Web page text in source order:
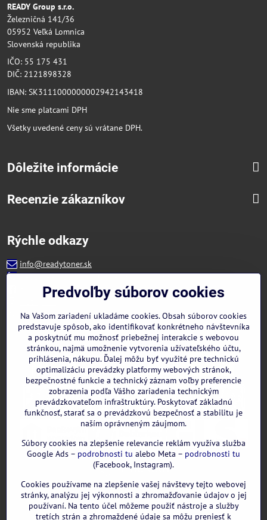
READY Group s.r.o.
Železničná 141/36
05952 Veľká Lomnica
Slovenská republika
IČO: 55 175 431
DIČ: 2121898328
IBAN: SK3111000000002942143418
Nie sme platcami DPH
Všetky uvedené ceny sú vrátane DPH.
Dôležite informácie
Recenzie zákazníkov
Rýchle odkazy
info@readytoner.sk
+421 944 322 536 (PO-PIA: 09:00- 15:00)
Facebook
WhatsApp
GOOGLE recenzie:
Predvoľby súborov cookies
Na Vašom zariadení ukladáme cookies. Obsah súborov cookies
predstavuje spôsob, ako identifikovať konkrétneho návštevníka
a poskytnúť mu možnosť priebežnej interakcie s webovou
stránkou, najmä umožnenie vytvorenia užívateľského účtu,
prihlásenia, nákupu. Ďalej môžu byť využité pre technickú
optimalizáciu prevádzky platformy webových stránok,
bezpečnostné funkcie a technický záznam voľby preferencie
zobrazenia podľa Vášho zariadenia technickým
prevádzkovateľom infraštruktúry. Poskytovať základnú
funkčnosť, starať sa o prevádzkovú bezpečnosť a stabilitu je
naším oprávneným záujmom.
Súbory cookies na zlepšenie relevancie reklám využíva služba
Google Ads – podrobnosti tu alebo Meta – podrobnosti tu
(Facebook, Instagram).
Cookies používame na zlepšenie vašej návštevy tejto webovej
stránky, analýzu jej výkonnosti a zhromažďovanie údajov o jej
používaní. Na tento účel môžeme použiť nástroje a služby
tretích strán a zhromaždené údaje sa môžu preniesť k